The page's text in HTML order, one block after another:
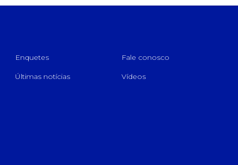
Enquetes Fale conosco
Últimas notícias Vídeos